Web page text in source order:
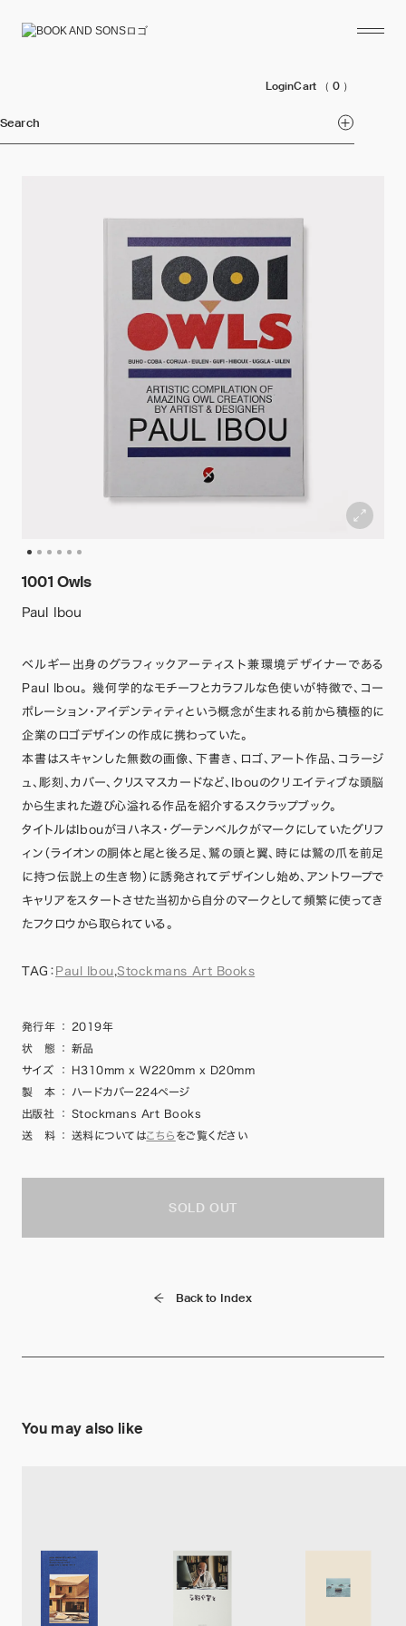
LoginCart （ 0 ）
Search
1001 Owls
Paul Ibou
ベルギー出身のグラフィックアーティスト兼環境デザイナーである
Paul Ibou。 幾何学的なモチーフとカラフルな色使いが特徴で、コー
ポレーション・アイデンティティという概念が生まれる前から積極的に
企業のロゴデザインの作成に携わっていた。
本書はスキャンした無数の画像、下書き、ロゴ、アート作品、コラージ
ュ、彫刻、カバー、クリスマスカードなど、Ibouのクリエイティブな頭脳
から生まれた遊び心溢れる作品を紹介するスクラップブック。
タイトルはIbouがヨハネス・グーテンベルクがマークにしていたグリフ
ィン（ライオンの胴体と尾と後ろ足、鷲の頭と翼、時には鷲の爪を前足
に持つ伝説上の生き物）に誘発されてデザインし始め、アントワープで
キャリアをスタートさせた当初から自分のマークとして頻繁に使ってき
たフクロウから取られている。
TAG： Paul Ibou,Stockmans Art Books
発行年 ：
2019年
状 態
：
新品
サイズ
：
H310mm x W220mm x D20mm
製 本
：
ハードカバー224ページ
出版社
：
Stockmans Art Books
送 料
： 送料についてはこちら をご覧ください
SOLD OUT
Back to Index
You may also like